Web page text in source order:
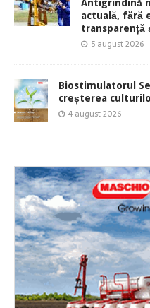
Antigrindină
actuală, fără
transparență
5 august 2026
Biostimulatorul
creșterea
4 august 2026